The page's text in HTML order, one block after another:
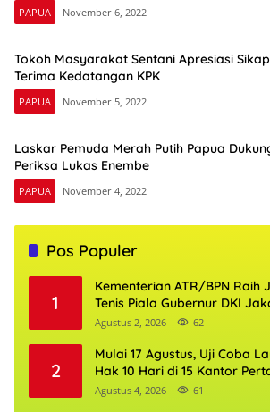
PAPUA November 6, 2022
Tokoh Masyarakat Sentani Apresiasi
Terima Kedatangan KPK
PAPUA November 5, 2022
Laskar Pemuda Merah Putih Papua
Periksa Lukas Enembe
PAPUA November 4, 2022
Pos Populer
1
Kementerian ATR/BPN Raih
Tenis Piala Gubernur DKI
Agustus 2, 2026 62
2
Mulai 17 Agustus, Uji Coba
Hak 10 Hari di 15 Kantor
Agustus 4, 2026 61